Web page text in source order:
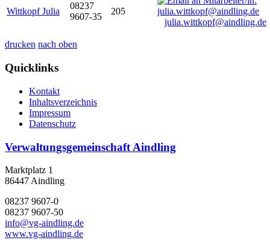
Wittkopf Julia
08237
9607-35
205
julia.wittkopf@aindling.de
drucken nach oben
Quicklinks
Kontakt
Inhaltsverzeichnis
Impressum
Datenschutz
Verwaltungsgemeinschaft Aindling
Marktplatz 1
86447 Aindling
08237 9607-0
08237 9607-50
info@vg-aindling.de
www.vg-aindling.de